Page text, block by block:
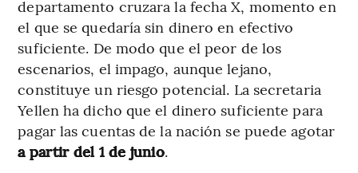
departamento cruzara la fecha X, momento en
el que se quedaría sin dinero en efectivo
suficiente. De modo que el peor de los
escenarios, el impago, aunque lejano,
constituye un riesgo potencial. La secretaria
Yellen ha dicho que el dinero suficiente para
pagar las cuentas de la nación se puede agotar
a partir del 1 de junio.